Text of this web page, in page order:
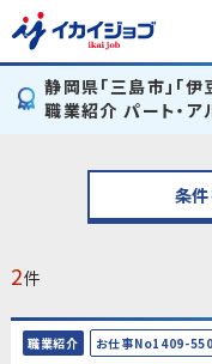
静岡県「三島市」「伊
職業紹介 パート・
条
2件
職業紹介 お仕事No1409-